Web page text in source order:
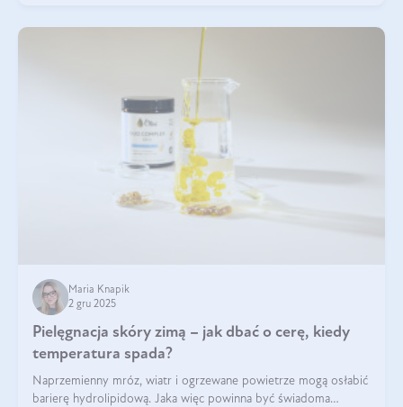
Maria Knapik
2 gru 2025
Pielęgnacja skóry zimą – jak dbać o cerę, kiedy
temperatura spada?
Naprzemienny mróz, wiatr i ogrzewane powietrze mogą osłabić
barierę hydrolipidową. Jaka więc powinna być świadoma